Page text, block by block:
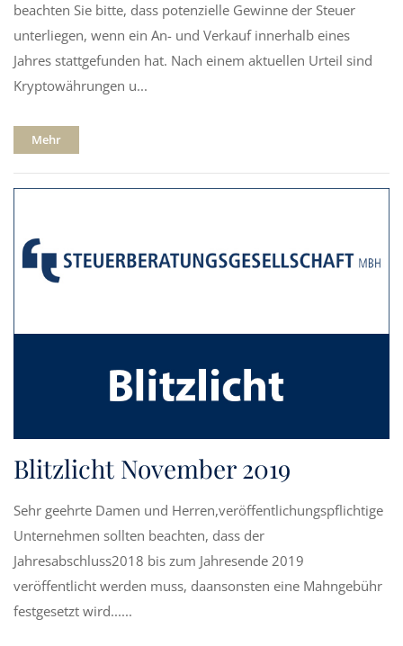
beachten Sie bitte, dass potenzielle Gewinne der Steuer
unterliegen, wenn ein An- und Verkauf innerhalb eines
Jahres stattgefunden hat. Nach einem aktuellen Urteil sind
Kryptowährungen u...
Mehr
Blitzlicht November 2019
Sehr geehrte Damen und Herren,veröffentlichungspflichtige
Unternehmen sollten beachten, dass der
Jahresabschluss2018 bis zum Jahresende 2019
veröffentlicht werden muss, daansonsten eine Mahngebühr
festgesetzt wird......